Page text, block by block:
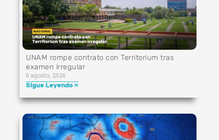
UNAM rompe contrato con Territorium tras
examen irregular
6 agosto, 2026
Sigue Leyendo »